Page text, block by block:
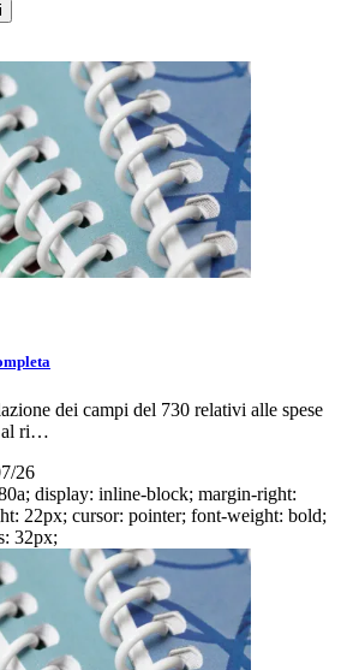
dei campi del 730 relativi alle spese
al ri…
26
display: inline-block; margin-right:
22px; cursor: pointer; font-weight: bold;
32px;